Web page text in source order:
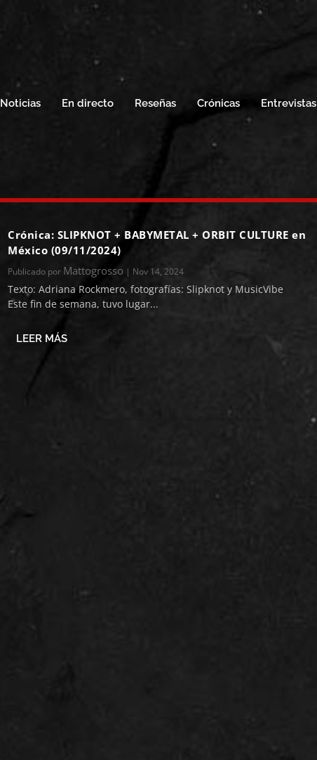
Noticias En directo Reseñas Crónicas Entrevistas
Crónica: SLIPKNOT + BABYMETAL + ORBIT CULTURE en
México (09/11/2024)
Publicado por Mattogrosso | Nov 14, 2024
Texto: Adriana Rockmero, fotografías: Slipknot y MusicVibe
Este fin de semana, tuvo lugar...
LEER MÁS